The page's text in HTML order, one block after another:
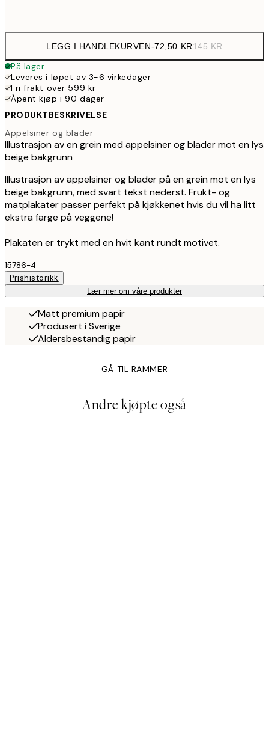
LEGG I HANDLEKURVEN-72,50 KR145 KR
På lager
Leveres i løpet av 3-6 virkedager
Fri frakt over 599 kr
Åpent kjøp i 90 dager
PRODUKTBESKRIVELSE
Appelsiner og blader
Illustrasjon av en grein med appelsiner og blader mot en lys
beige bakgrunn
Illustrasjon av appelsiner og blader på en grein mot en lys
beige bakgrunn, med svart tekst nederst. Frukt- og
matplakater passer perfekt på kjøkkenet hvis du vil ha litt
ekstra farge på veggene!
Plakaten er trykt med en hvit kant rundt motivet.
15786-4
Prishistorikk
Lær mer om våre produkter
Matt premium papir
Produsert i Sverige
Aldersbestandig papir
GÅ TIL RAMMER
Andre kjøpte også